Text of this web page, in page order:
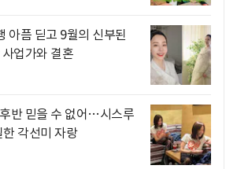
아픔 딛고 9월의 신부된
업가와 결혼
반 믿을 수 없어…시스루
각선미 자랑